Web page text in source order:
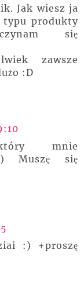
Jak wiesz ja
typu produkty
się
zawsze
:D
mnie
Muszę się
:) +proszę